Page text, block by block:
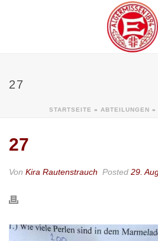
27
STARTSEITE » ABTEILUNGEN »
27
Von Kira Rautenstrauch Posted 29.